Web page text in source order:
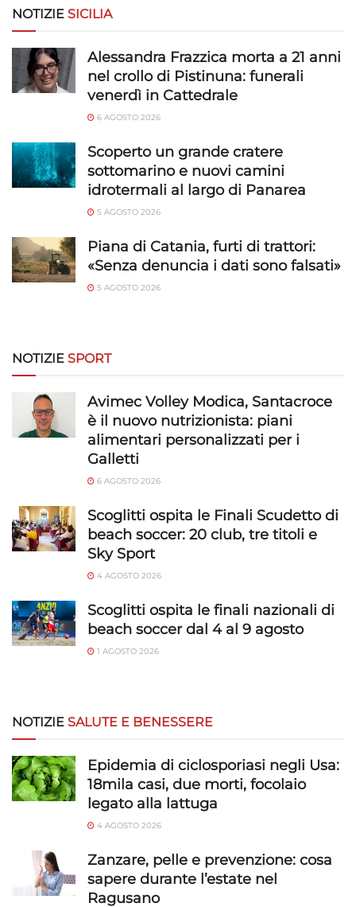
NOTIZIE SICILIA
Alessandra Frazzica morta a 21 anni
nel crollo di Pistinuna: funerali
venerdì in Cattedrale
6 AGOSTO 2026
Scoperto un grande cratere
sottomarino e nuovi camini
idrotermali al largo di Panarea
5 AGOSTO 2026
Piana di Catania, furti di trattori:
«Senza denuncia i dati sono falsati»
5 AGOSTO 2026
NOTIZIE SPORT
Avimec Volley Modica, Santacroce
è il nuovo nutrizionista: piani
alimentari personalizzati per i
Galletti
6 AGOSTO 2026
Scoglitti ospita le Finali Scudetto di
beach soccer: 20 club, tre titoli e
Sky Sport
4 AGOSTO 2026
Scoglitti ospita le finali nazionali di
beach soccer dal 4 al 9 agosto
1 AGOSTO 2026
NOTIZIE SALUTE E BENESSERE
Epidemia di ciclosporiasi negli Usa:
18mila casi, due morti, focolaio
legato alla lattuga
4 AGOSTO 2026
Zanzare, pelle e prevenzione: cosa
sapere durante l’estate nel
Ragusano